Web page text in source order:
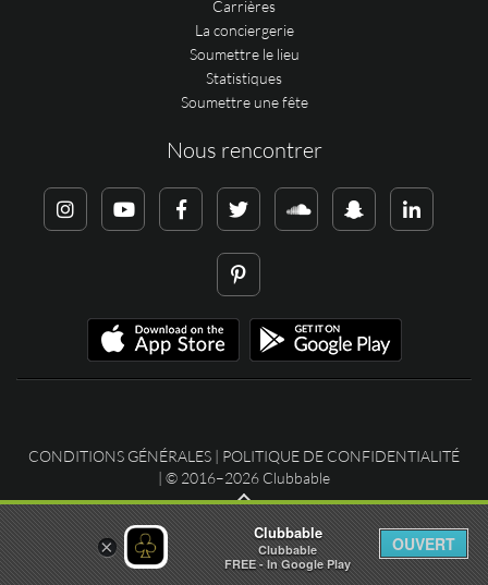
Carrières
La conciergerie
Soumettre le lieu
Statistiques
Soumettre une fête
Nous rencontrer
CONDITIONS GÉNÉRALES | POLITIQUE DE CONFIDENTIALITÉ
| © 2016–2026 Clubbable
×
Clubbable
Clubbable
FREE - In Google Play
OUVERT